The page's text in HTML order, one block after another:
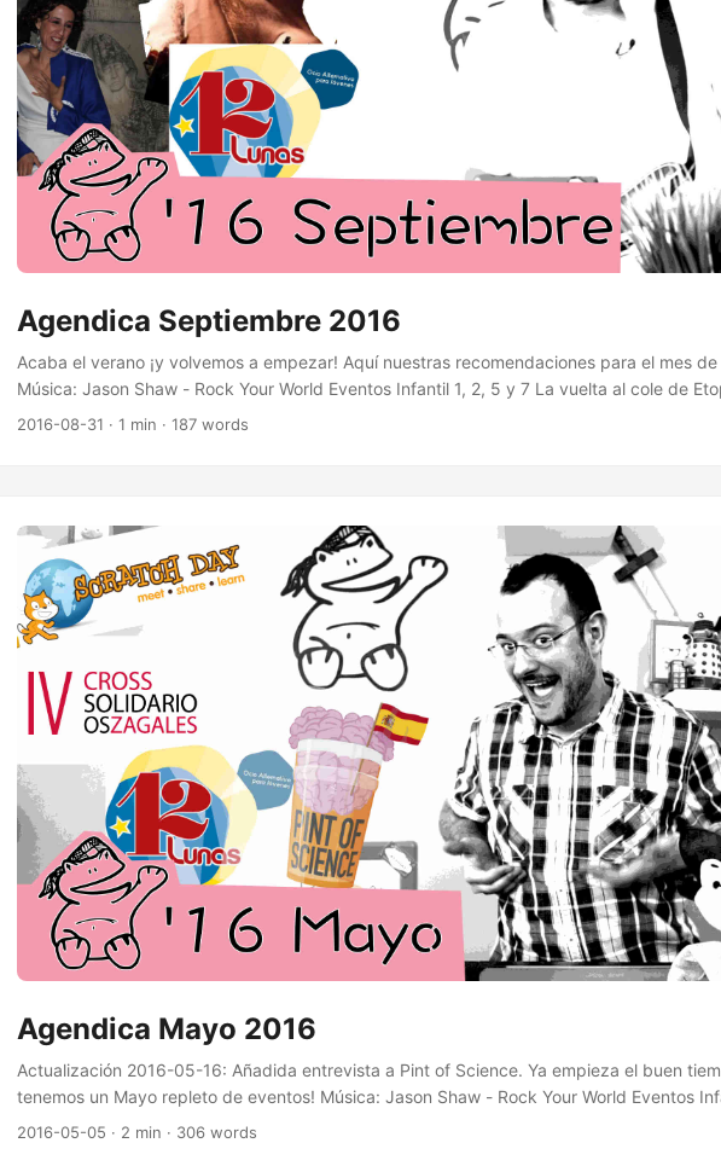
Agendica Septiembre 2016
Acaba el verano ¡y volvemos a empezar! Aquí nuestras recomendaciones para el mes
Música: Jason Shaw - Rock Your World Eventos Infantil 1, 2, 5 y 7 La vuelta al cole de
Requiere inscripción !! 18 Juguetear 30 Circo la raspa Ocio <4 Fiestas en San José <4
Zaragox Omega <30 Material escolar por sanciones Domingos, Open Mic Cultura Rutas
2016-08-31 · 1 min · 187 words
Agendica Mayo 2016
Actualización 2016-05-16: Añadida entrevista a Pint of Science. Ya empieza el buen
tenemos un Mayo repleto de eventos! Música: Jason Shaw - Rock Your World Eventos
Aventura en el Museo del Fuego y los Bomberos <7 Nintendo en Augusta 7,14 Taller de
2016-05-05 · 2 min · 306 words